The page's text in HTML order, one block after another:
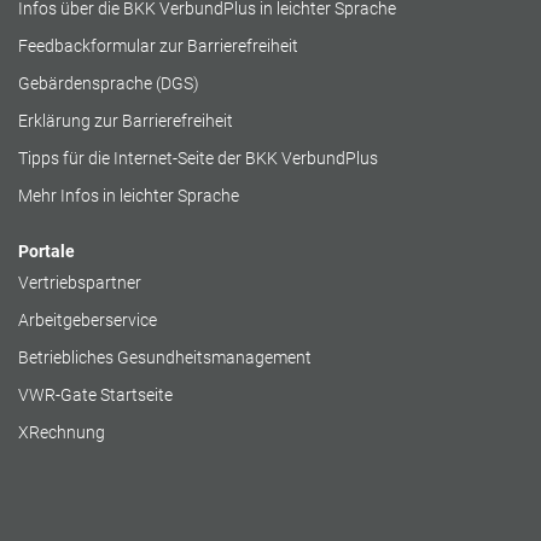
Infos über die BKK VerbundPlus in leichter Sprache
Feedbackformular zur Barrierefreiheit
Gebärdensprache (DGS)
Erklärung zur Barrierefreiheit
Tipps für die Internet-Seite der BKK VerbundPlus
Mehr Infos in leichter Sprache
Portale
Vertriebspartner
Arbeitgeberservice
Betriebliches Gesundheitsmanagement
VWR-Gate Startseite
XRechnung